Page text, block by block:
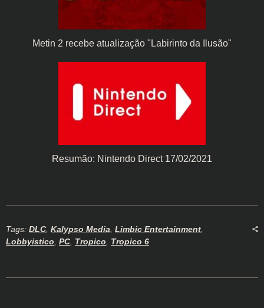
Metin 2 recebe atualização "Labirinto da Ilusão"
Resumão: Nintendo Direct 17/02/2021
Tags: DLC, Kalypso Media, Limbic Entertainment,
Lobbyistico, PC, Tropico, Tropico 6